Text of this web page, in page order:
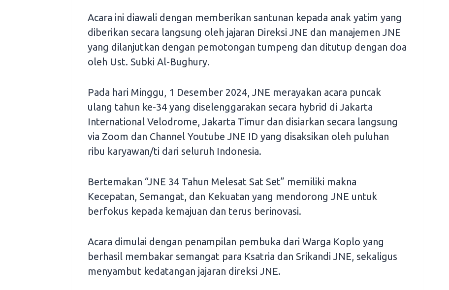
Acara ini diawali dengan memberikan santunan kepada anak yatim yang
diberikan secara langsung oleh jajaran Direksi JNE dan manajemen JNE
yang dilanjutkan dengan pemotongan tumpeng dan ditutup dengan doa
oleh Ust. Subki Al-Bughury.
Pada hari Minggu, 1 Desember 2024, JNE merayakan acara puncak
ulang tahun ke-34 yang diselenggarakan secara hybrid di Jakarta
International Velodrome, Jakarta Timur dan disiarkan secara langsung
via Zoom dan Channel Youtube JNE ID yang disaksikan oleh puluhan
ribu karyawan/ti dari seluruh Indonesia.
Bertemakan “JNE 34 Tahun Melesat Sat Set” memiliki makna
Kecepatan, Semangat, dan Kekuatan yang mendorong JNE untuk
berfokus kepada kemajuan dan terus berinovasi.
Acara dimulai dengan penampilan pembuka dari Warga Koplo yang
berhasil membakar semangat para Ksatria dan Srikandi JNE, sekaligus
menyambut kedatangan jajaran direksi JNE.